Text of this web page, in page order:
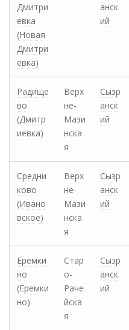
Дмитри
евка
(Новая
Дмитри
евка)
анск
ий
Радище
во
(Дмитр
иевка)
Верх
не-
Мази
нска
я
Сызр
анск
ий
Средни
ково
(Ивано
вское)
Верх
не-
Мази
нска
я
Сызр
анск
ий
Еремки
но
(Еремки
но)
Стар
о-
Раче
йска
я
Сызр
анск
ий